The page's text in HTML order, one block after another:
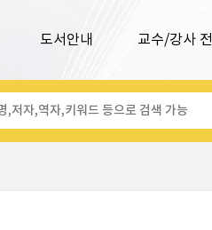
도서안내 교수/강사